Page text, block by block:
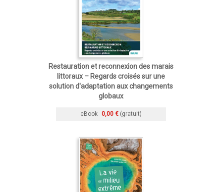
Restauration et reconnexion des marais
littoraux – Regards croisés sur une
solution d'adaptation aux changements
globaux
eBook 0,00 € (gratuit)